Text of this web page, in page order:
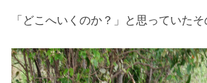
「どこへいくのか？」と思っていたそ